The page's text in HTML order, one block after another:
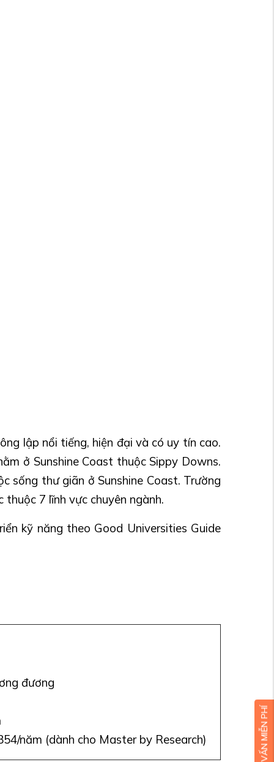
lập nổi tiếng, hiện đại và có uy tín cao.
ở Sunshine Coast thuộc Sippy Downs.
sống thư giãn ở Sunshine Coast. Trường
7 lĩnh vực chuyên ngành.
kỹ năng theo Good Universities Guide
đương
năm (dành cho Master by Research)